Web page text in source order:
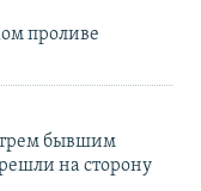
проливе
бывшим
на сторону